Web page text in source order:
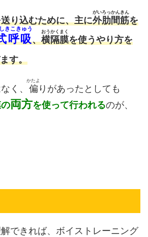
り込むために、主に外肋間筋
がいろっかんきん
を
呼吸
きこきゅう
、横隔膜
おうかくまく
を使うやり方を
す。
く、 偏
かたよ
りがあったとしても
の両方を使って行われるのが、
できれば、ボイストレーニング